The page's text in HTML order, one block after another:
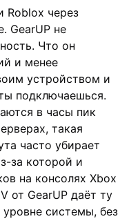
Roblox через
GearUP не
Что он
и менее
устройством и
подключаешься.
в часы пик
такая
часто убирает
за которой и
на консолях Xbox
от GearUP даёт ту
системы, без